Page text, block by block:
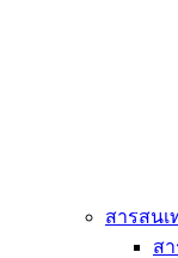
สารสนเ
ส